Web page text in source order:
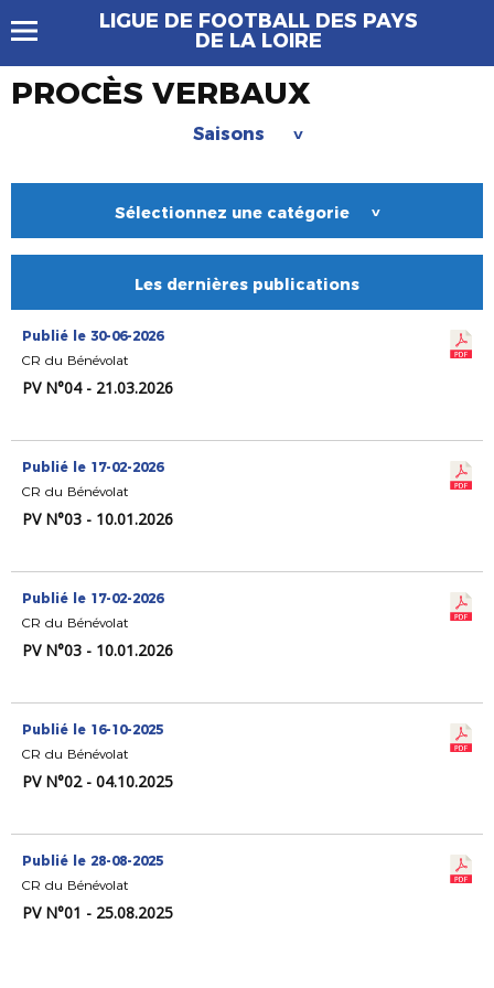
LIGUE DE FOOTBALL DES PAYS
DE LA LOIRE
PROCÈS VERBAUX
Saisons >
Sélectionnez une catégorie >
Les dernières publications
Publié le 30-06-2026
CR du Bénévolat
PV N°04 - 21.03.2026
Publié le 17-02-2026
CR du Bénévolat
PV N°03 - 10.01.2026
Publié le 17-02-2026
CR du Bénévolat
PV N°03 - 10.01.2026
Publié le 16-10-2025
CR du Bénévolat
PV N°02 - 04.10.2025
Publié le 28-08-2025
CR du Bénévolat
PV N°01 - 25.08.2025